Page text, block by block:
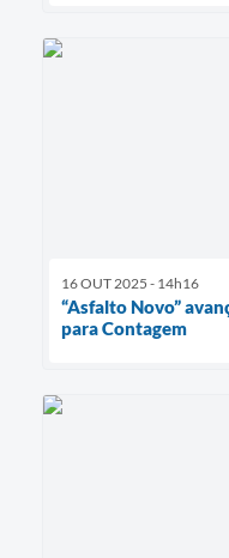
16 OUT 2025 - 14h16
“Asfalto Novo”
para Contagem